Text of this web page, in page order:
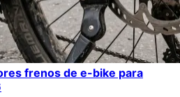
frenos de e-bike para